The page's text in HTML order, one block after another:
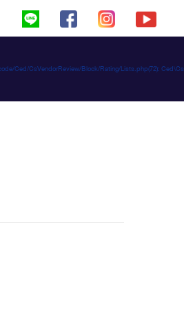
CsVendorReview/Block/Rating/Lists.php(72):